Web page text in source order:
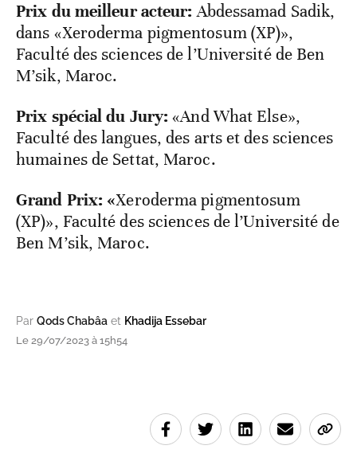
Prix du meilleur acteur:Abdessamad Sadik,
dans «Xeroderma pigmentosum (XP)»,
Faculté des sciences de l’Université de Ben
M’sik, Maroc.
Prix spécial du Jury:«And What Else»,
Faculté des langues, des arts et des sciences
humaines de Settat, Maroc.
Grand Prix: «Xeroderma pigmentosum
(XP)», Faculté des sciences de l’Université de
Ben M’sik, Maroc.
Par Qods Chabâa et Khadija Essebar
Le 29/07/2023 à 15h54